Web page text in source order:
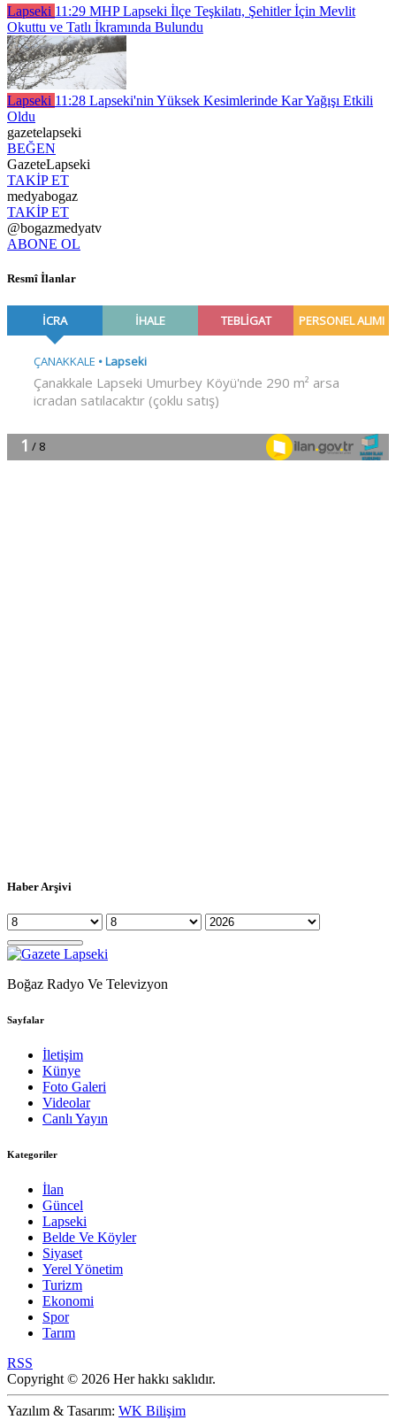
Lapseki 11:29 MHP Lapseki İlçe Teşkilatı, Şehitler İçin Mevlit
Okuttu ve Tatlı İkramında Bulundu
Lapseki 11:28 Lapseki'nin Yüksek Kesimlerinde Kar Yağışı Etkili
Oldu
gazetelapseki
BEĞEN
GazeteLapseki
TAKİP ET
medyabogaz
TAKİP ET
@bogazmedyatv
ABONE OL
Resmî İlanlar
Haber Arşivi
Boğaz Radyo Ve Televizyon
Sayfalar
İletişim
Künye
Foto Galeri
Videolar
Canlı Yayın
Kategoriler
İlan
Güncel
Lapseki
Belde Ve Köyler
Siyaset
Yerel Yönetim
Turizm
Ekonomi
Spor
Tarım
RSS
Copyright © 2026 Her hakkı saklıdır.
Yazılım & Tasarım: WK Bilişim